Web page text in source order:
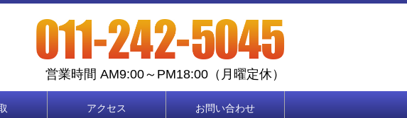
営業時間 AM9:00～PM18:00（月曜定休）
アクセス お問い合わせ